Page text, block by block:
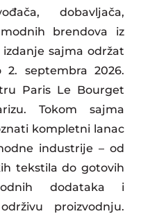
dobavljača,
brendova iz
sajma održat
septembra 2026.
Paris Le Bourget
Tokom sajma
kompletni lanac
industrije – od
tekstila do gotovih
dodataka i
proizvodnju.